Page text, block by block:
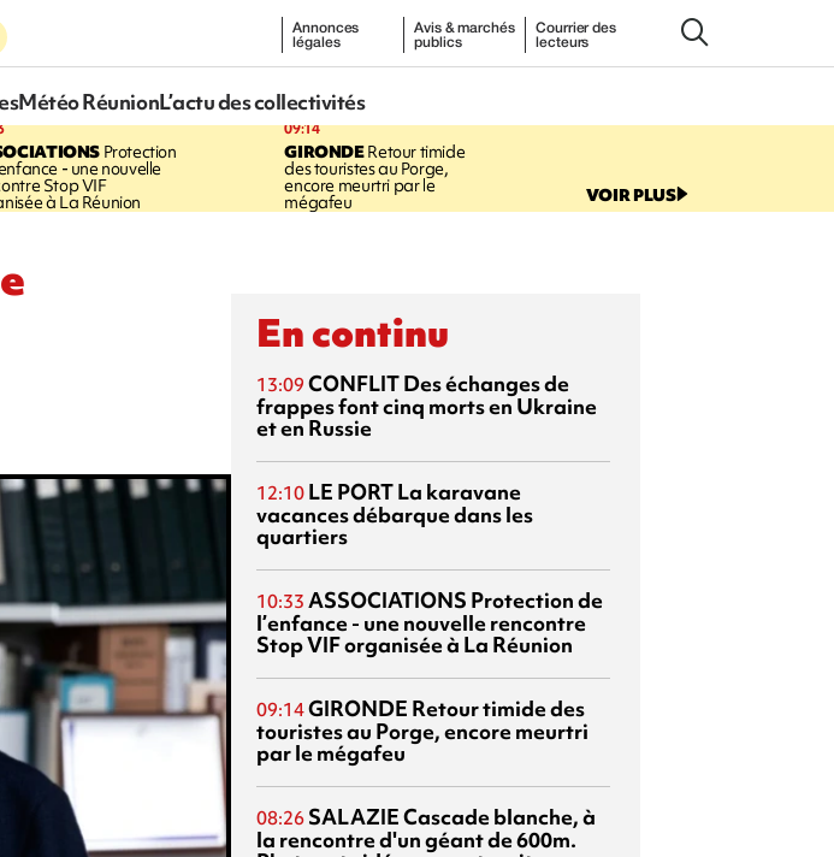
Annonces
légales
Avis & marchés
publics
Courrier des
lecteurs
Météo RéunionL’actu des collectivités
Protection
- une nouvelle
Stop VIF
à La Réunion
09:14
GIRONDERetour timide
des touristes au Porge,
encore meurtri par le
mégafeu VOIR PLUS
En continu
13:09 CONFLITDes échanges de
frappes font cinq morts en Ukraine
et en Russie
12:10 LE PORTLa karavane
vacances débarque dans les
quartiers
10:33 ASSOCIATIONS Protection de
l’enfance - une nouvelle rencontre
Stop VIF organisée à La Réunion
09:14GIRONDE Retour timide des
touristes au Porge, encore meurtri
par le mégafeu
08:26 SALAZIECascade blanche, à
la rencontre d'un géant de 600m.